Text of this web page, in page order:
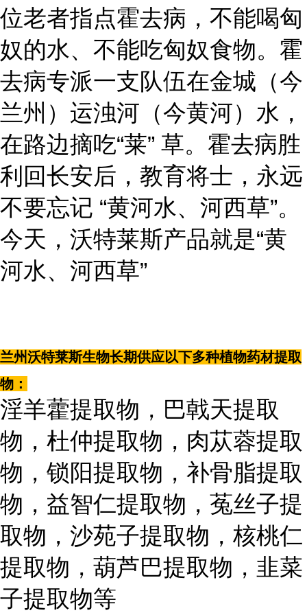
位老者指点霍去病，不能喝匈
奴的水、不能吃匈奴食物。霍
去病专派一支队伍在金城（今
兰州）运浊河（今黄河）水，
在路边摘吃“莱” 草。霍去病胜
利回长安后，教育将士，永远
不要忘记 “黄河水、河西草”。
今天，沃特莱斯产品就是“黄
河水、河西草”
兰州沃特莱斯生物长期供应以下多种植物药材提取
物：
淫羊藿提取物，巴戟天提取
物，杜仲提取物，肉苁蓉提取
物，锁阳提取物，补骨脂提取
物，益智仁提取物，菟丝子提
取物，沙苑子提取物，核桃仁
提取物，葫芦巴提取物，韭菜
子提取物等